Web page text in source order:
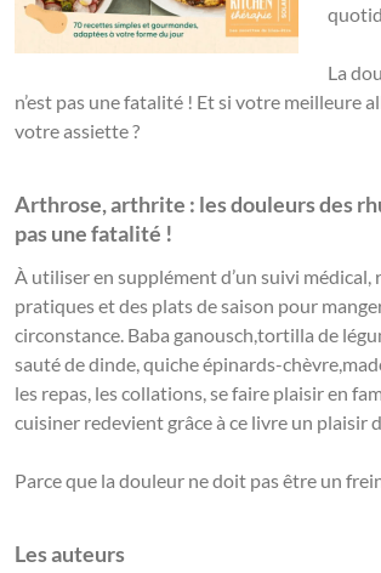
La
n’est pas une fatalité ! Et si votre meilleure
votre assiette ?
Arthrose, arthrite : les douleurs des
pas une fatalité !
À utiliser en supplément d’un suivi médical,
pratiques et des plats de saison pour
circonstance. Baba ganousch,tortilla de
sauté de dinde, quiche épinards-
les repas, les collations, se faire plaisir en
cuisiner redevient grâce à ce livre un plaisir
Parce que la douleur ne doit pas être un
Les auteurs